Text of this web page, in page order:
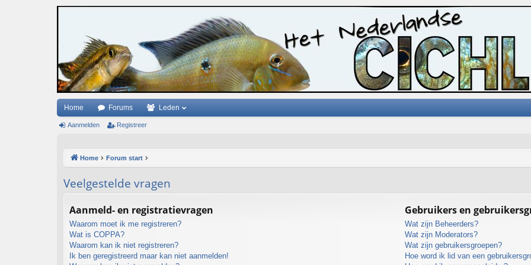
Home Forums Leden
Aanmelden Registreer
Home Forum start
Veelgestelde vragen
Aanmeld- en registratievragen
Waarom moet ik me registreren?
Wat is COPPA?
Waarom kan ik niet registreren?
Ik ben geregistreerd maar kan niet aanmelden!
Gebruikers en
Wat zijn Beheerders?
Wat zijn Moderators?
Wat zijn gebruikersgroepen?
Hoe word ik lid van een